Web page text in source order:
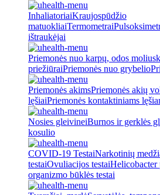
InhaliatoriaiKraujospūdžio
matuokliaiTermometrai
ištraukėjai
Priemonės nuo karpų, odos
priežiūraiPriemonės nuo grybelio
Priemonės akimsPriemonės akių
lęšiaiPriemonės kontaktiniams
Nosies gleivineiBurnos ir gerklės
kosulio
COVID-19 TestaiNarkotinių
testaiOvuliacijos testaiHelicobacter
organizmo būklės testai